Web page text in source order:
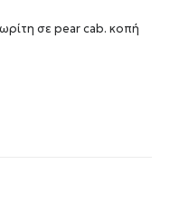
σε pear cab. κοπή